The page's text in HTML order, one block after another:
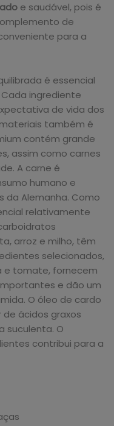
e saudável, pois é
de
para a
é essencial
ingrediente
de vida dos
também é
contém grande
assim como carnes
A carne é
humano e
da Alemanha. Como
relativamente
arroz e milho, têm
selecionados,
e tomate, fornecem
e dão um
O óleo de cardo
ácidos graxos
suculenta. O
contribui para a